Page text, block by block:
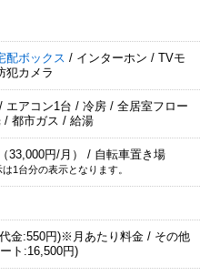
配ボックス / インターホン / TVモ
犯カメラ
エアコン1台 / 冷房 / 全居室フロー
/ 都市ガス / 給湯
33,000円/月） / 自転車置き場
1台分の表示となります。
金:550円)※月あたり料金 / その他
ト:16,500円)